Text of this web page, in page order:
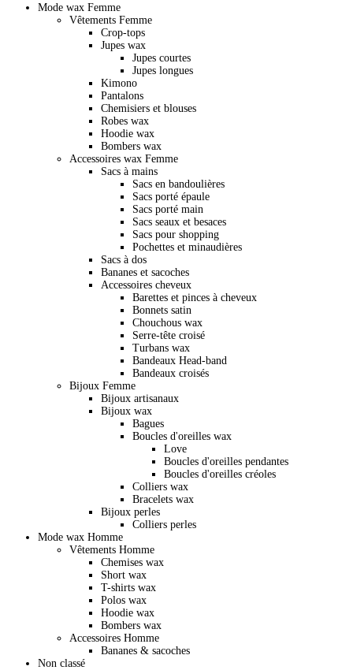
Mode wax Femme
Vêtements Femme
Crop-tops
Jupes wax
Jupes courtes
Jupes longues
Kimono
Pantalons
Chemisiers et blouses
Robes wax
Hoodie wax
Bombers wax
Accessoires wax Femme
Sacs à mains
Sacs en bandoulières
Sacs porté épaule
Sacs porté main
Sacs seaux et besaces
Sacs pour shopping
Pochettes et minaudières
Sacs à dos
Bananes et sacoches
Accessoires cheveux
Barettes et pinces à cheveux
Bonnets satin
Chouchous wax
Serre-tête croisé
Turbans wax
Bandeaux Head-band
Bandeaux croisés
Bijoux Femme
Bijoux artisanaux
Bijoux wax
Bagues
Boucles d'oreilles wax
Love
Boucles d'oreilles pendantes
Boucles d'oreilles créoles
Colliers wax
Bracelets wax
Bijoux perles
Colliers perles
Mode wax Homme
Vêtements Homme
Chemises wax
Short wax
T-shirts wax
Polos wax
Hoodie wax
Bombers wax
Accessoires Homme
Bananes & sacoches
Non classé